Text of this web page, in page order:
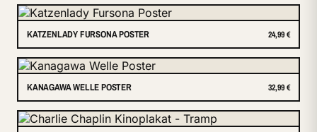
KATZENLADY FURSONA POSTER 24,99 €
KANAGAWA WELLE POSTER 32,99 €